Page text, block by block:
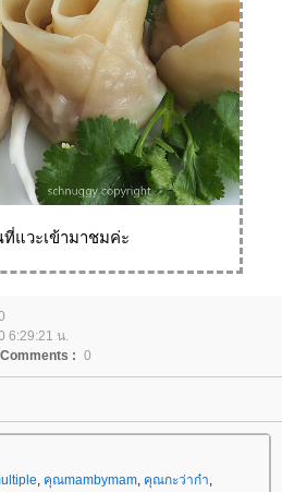
แวะเข้ามาชมค่ะ
6:29:21 น.
Comments : 0
, คุณmambymam, คุณกะว่าก๋า,